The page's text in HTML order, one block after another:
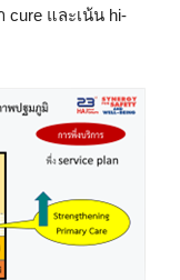
cure และเน้น hi-